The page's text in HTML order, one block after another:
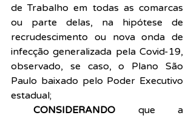
de Trabalho em todas as comarcas
ou parte delas, na hipótese de
recrudescimento ou nova onda de
infecção generalizada pela Covid-19,
observado, se caso, o Plano São
Paulo baixado pelo Poder Executivo
estadual;
CONSIDERANDO que a